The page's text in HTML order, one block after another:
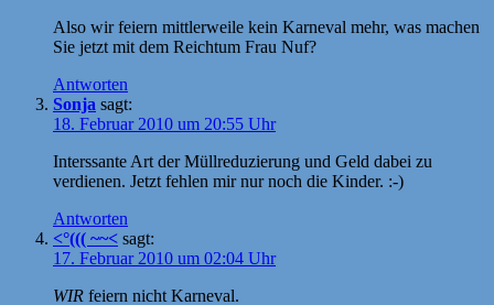
Also wir feiern mittlerweile kein Karneval mehr, was machen
Sie jetzt mit dem Reichtum Frau Nuf?
Antworten
Sonja sagt:
18. Februar 2010 um 20:55 Uhr
Interssante Art der Müllreduzierung und Geld dabei zu
verdienen. Jetzt fehlen mir nur noch die Kinder. :-)
Antworten
<°((( ~~< sagt:
17. Februar 2010 um 02:04 Uhr
WIR feiern nicht Karneval.